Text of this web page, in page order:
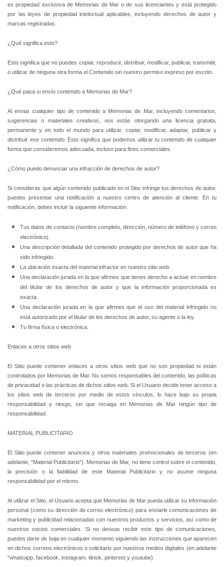
es propiedad exclusiva de Memorias de Mar o de sus licenciantes y está protegido
por las leyes de propiedad intelectual aplicables, incluyendo derechos de autor y
marcas registradas.
¿Qué significa esto?
Esto significa que no puedes copiar, reproducir, distribuir, modificar, publicar, transmitir,
o utilizar de ninguna otra forma el Contenido sin nuestro permiso expreso por escrito.
¿Qué pasa si envío contenido a Memorias de Mar?
Al enviar cualquier tipo de contenido a Memorias de Mar, incluyendo comentarios,
sugerencias o materiales creativos, nos estás otorgando una licencia gratuita,
permanente y en todo el mundo para utilizar, copiar, modificar, adaptar, publicar y
distribuir ese contenido. Esto significa que podemos utilizar tu contenido de cualquier
forma que consideremos adecuada, incluso para fines comerciales.
¿Cómo puedo denunciar una infracción de derechos de autor?
Si consideras que algún contenido publicado en el Sitio infringe tus derechos de autor,
puedes presentar una notificación a nuestro centro de atención al cliente. En tu
notificación, debes incluir la siguiente información:
Tus datos de contacto (nombre completo, dirección, número de teléfono y correo
electrónico).
Una descripción detallada del contenido protegido por derechos de autor que ha
sido infringido.
La ubicación exacta del material infractor en nuestro sitio web.
Una declaración jurada en la que afirmes que tienes derecho a actuar en nombre
del titular de los derechos de autor y que la información proporcionada es
exacta.
Una declaración jurada en la que afirmes que el uso del material infringido no
está autorizado por el titular de los derechos de autor, su agente o la ley.
Tu firma física o electrónica.
Enlaces a otros sitios web
El Sitio puede contener enlaces a otros sitios web que no son propiedad ni están
controlados por Memorias de Mar. No somos responsables del contenido, las políticas
de privacidad o las prácticas de dichos sitios web. Si el Usuario decide tener acceso a
los sitios web de terceros por medio de estos vínculos, lo hace bajo su propia
responsabilidad y riesgo, sin que recaiga en Memorias de Mar ningún tipo de
responsabilidad.
MATERIAL PUBLICITARIO
El Sitio puede contener anuncios y otros materiales promocionales de terceros (en
adelante, "Material Publicitario"). Memorias de Mar, no tiene control sobre el contenido,
la precisión o la fiabilidad de este Material Publicitario y no asume ninguna
responsabilidad por el mismo.
Al utilizar el Sitio, el Usuario acepta que Memorias de Mar pueda utilizar su información
personal (como su dirección de correo electrónico) para enviarle comunicaciones de
marketing y publicidad relacionadas con nuestros productos y servicios, así como de
nuestros socios comerciales. Si no deseas recibir este tipo de comunicaciones,
puedes darte de baja en cualquier momento siguiendo las instrucciones que aparecen
en dichos correos electrónicos o solicitarlo por nuestros medios digitales (en adelante
“whatsapp, facebook, instagram, tiktok, pinterest y youtube).